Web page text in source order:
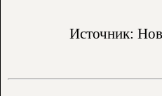
Источник: